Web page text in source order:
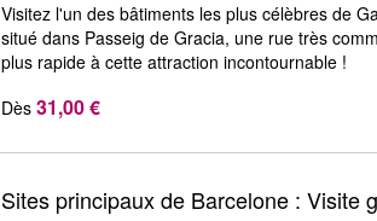
Visitez l'un des bâtiments les plus célèbres de
situé dans Passeig de Gracia, une rue très
plus rapide à cette attraction incontournable !
Dès 31,00 €
Sites principaux de Barcelone : Visite